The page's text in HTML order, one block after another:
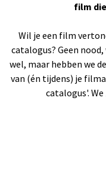
film
Wil je een film
catalogus? Geen
wel, maar hebben we
van (én tijdens) je
catalogus'.